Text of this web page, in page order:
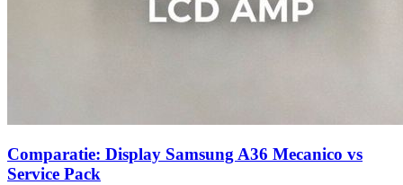
Comparatie: Display Samsung A36 Mecanico vs
Service Pack